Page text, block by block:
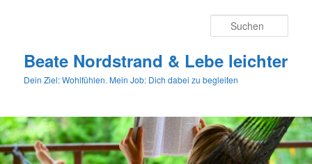
Beate Nordstrand & Lebe leichter
Dein Ziel: Wohlfühlen. Mein Job: Dich dabei zu begleiten